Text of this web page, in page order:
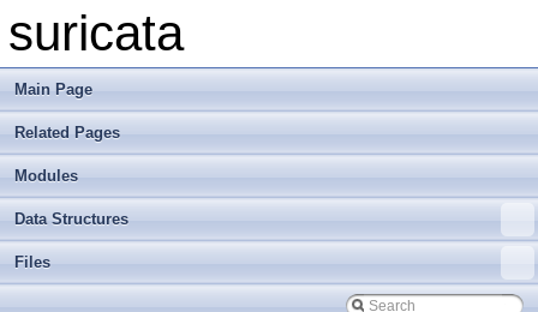
suricata
Main Page
Related Pages
Modules
Data Structures
Files
► util-classification-config.h
►
► util-conf.h
► util-config.h
► util-cpu.c
► util-cpu.h